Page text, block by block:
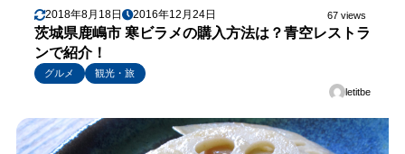
2018年8月18日 2016年12月24日 67 views
茨城県鹿嶋市 寒ビラメの購入方法は？青空レストラ
ンで紹介！
グルメ
観光・旅
letitbe